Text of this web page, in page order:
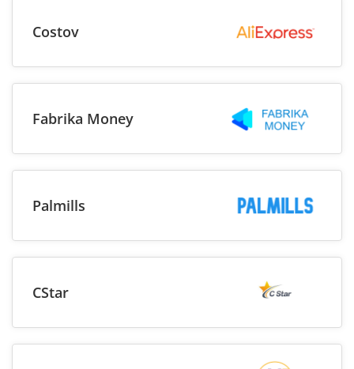
Costov
Fabrika Money
Palmills
CStar